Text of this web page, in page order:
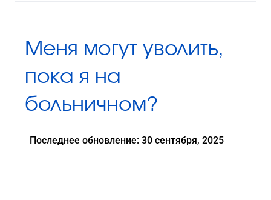
Меня могут уволить,
пока я на
больничном?
Последнее обновление: 30 сентября, 2025